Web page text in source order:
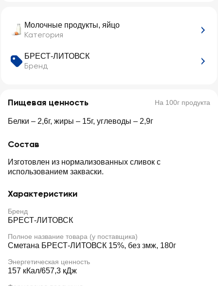
Молочные продукты, яйцо
Категория
БРЕСТ-ЛИТОВСК
Бренд
Пищевая ценность На 100г продукта
Белки – 2,6г, жиры – 15г, углеводы – 2,9г
Состав
Изготовлен из нормализованных сливок с
использованием закваски.
Характеристики
Бренд
БРЕСТ-ЛИТОВСК
Полное название товара (у поставщика)
Сметана БРЕСТ-ЛИТОВСК 15%, без змж, 180г
Энергетическая ценность
157 кКал/657,3 кДж